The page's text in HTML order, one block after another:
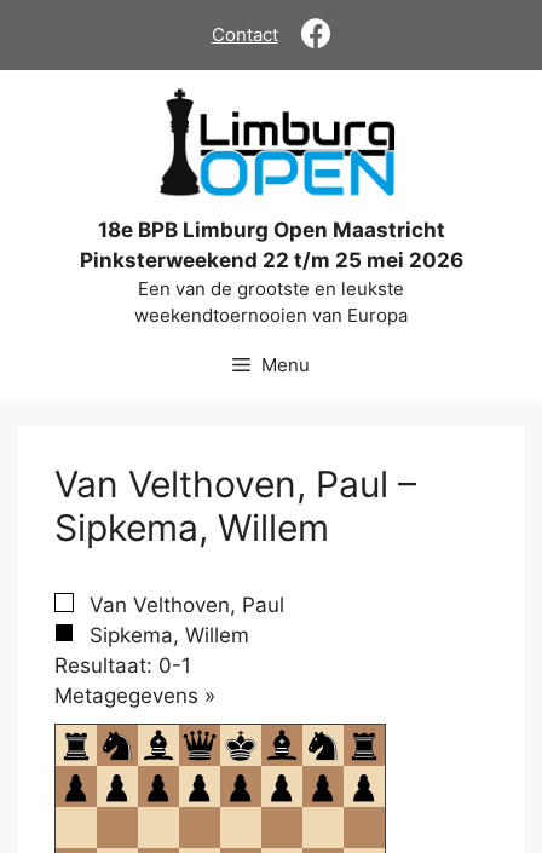
de
Contact
18e BPB Limburg Open Maastricht
Pinksterweekend 22 t/m 25 mei 2026
Een van de grootste en leukste
weekendtoernooien van Europa
Menu
Van Velthoven, Paul –
Sipkema, Willem
Van Velthoven, Paul
Sipkema, Willem
Resultaat: 0-1
Metagegevens »
om
te
openen.